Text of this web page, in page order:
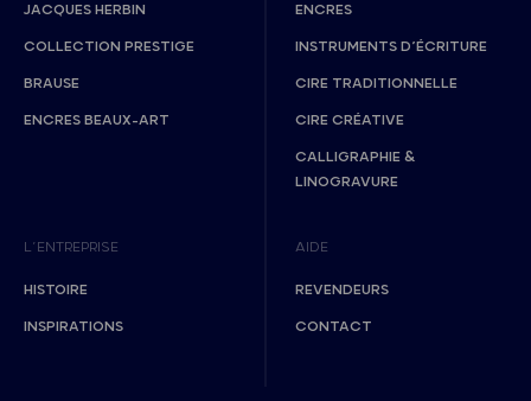
JACQUES HERBIN
COLLECTION PRESTIGE
BRAUSE
ENCRES BEAUX-ART
ENCRES
INSTRUMENTS D’ÉCRITURE
CIRE TRADITIONNELLE
CIRE CRÉATIVE
CALLIGRAPHIE &
LINOGRAVURE
L’ENTREPRISE
HISTOIRE
INSPIRATIONS
AIDE
REVENDEURS
CONTACT